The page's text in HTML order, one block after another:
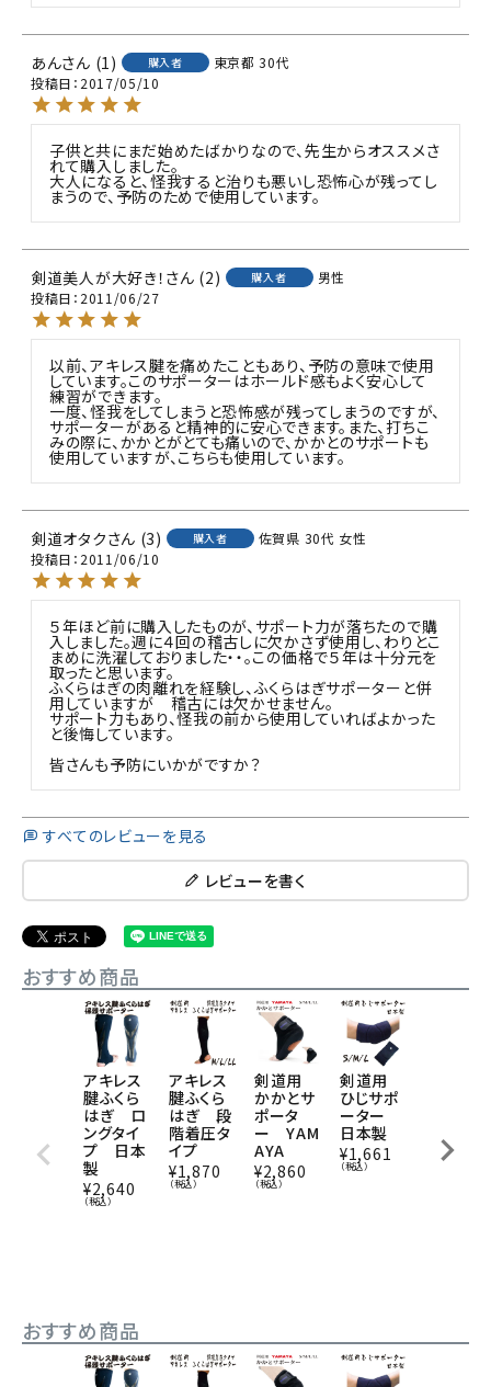
あん 1 購入者 東京都 30代
投稿日 2017/05/10
子供と共にまだ始めたばかりなので、先生からオススメさ
れて購入しました。
大人になると、怪我すると治りも悪いし恐怖心が残ってし
まうので、予防のためで使用しています。
剣道美人が大好き！ 2 購入者
男性
投稿日 2011/06/27
以前、アキレス腱を痛めたこともあり、予防の意味で使用
しています。このサポーターはホールド感もよく安心して
練習ができます。
一度、怪我をしてしまうと恐怖感が残ってしまうのですが、
サポーターがあると精神的に安心できます。また、打ちこ
みの際に、かかとがとても痛いので、かかとのサポートも
使用していますが、こちらも使用しています。
剣道オタク 3 購入者 佐賀県 30代 女性
投稿日 2011/06/10
５年ほど前に購入したものが、サポート力が落ちたので購
入しました。週に４回の稽古しに欠かさず使用し、わりとこ
まめに洗濯しておりました・・。この価格で５年は十分元を
取ったと思います。
ふくらはぎの肉離れを経験し、ふくらはぎサポーターと併
用していますが　稽古には欠かせません。
サポート力もあり、怪我の前から使用していればよかった
と後悔しています。
皆さんも予防にいかがですか？
すべてのレビューを見る
レビューを書く
おすすめ商品
アキレス
腱ふくら
はぎ ロ
ングタイ
プ 日本
製
¥2,640
（税込）
アキレス
腱ふくら
はぎ 段
階着圧タ
イプ
¥1,870
（税込）
剣道用
かかとサ
ポータ
ー YAM
AYA
¥2,860
（税込）
剣道用
ひじサポ
ーター
日本製
¥1,661
（税込）
ー（底：皮
革製）
おすすめ商品